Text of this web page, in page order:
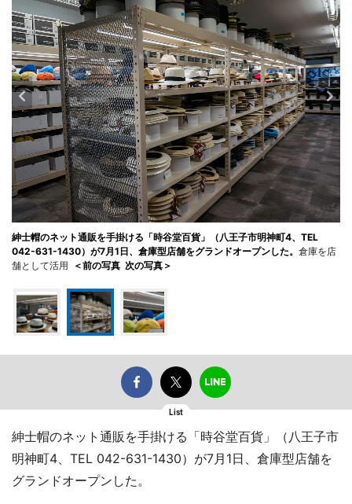
紳士帽のネット通販を手掛ける「時谷堂百貨」（八王子市明神町4、TEL
042-631-1430）が7月1日、倉庫型店舗をグランドオープンした。 倉庫を店
舗として活用
＜前の写真 次の写真＞
List
紳士帽のネット通販を手掛ける「時谷堂百貨」（八王子市
明神町4、TEL 042-631-1430）が7月1日、倉庫型店舗を
グランドオープンした。